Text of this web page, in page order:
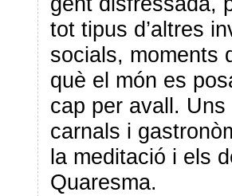
tot tipus d’altres
socials, moments
què el món es
cap per avall. Uns
carnals i
la meditació i els
Quaresma.